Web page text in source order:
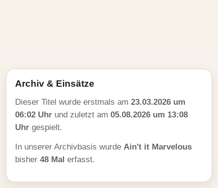
Archiv & Einsätze
Dieser Titel wurde erstmals am 23.03.2026 um
06:02 Uhr und zuletzt am 05.08.2026 um 13:08
Uhr gespielt.
In unserer Archivbasis wurde Ain't it Marvelous
bisher 48 Mal erfasst.